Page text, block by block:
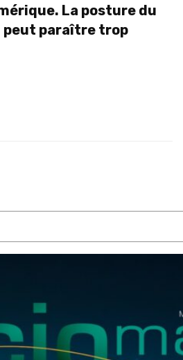
La posture du
peut paraître trop